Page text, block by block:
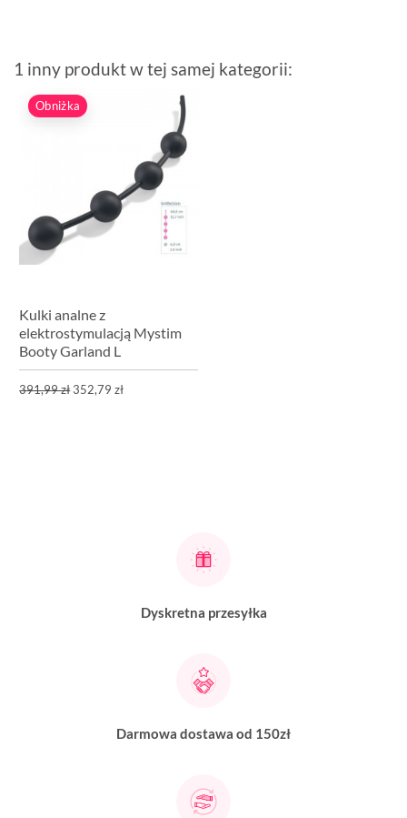
1 inny produkt w tej samej kategorii:
Obniżka
Kulki analne z
elektrostymulacją Mystim
Booty Garland L
391,99 zł352,79 zł
Dyskretna przesyłka
Darmowa dostawa od 150zł